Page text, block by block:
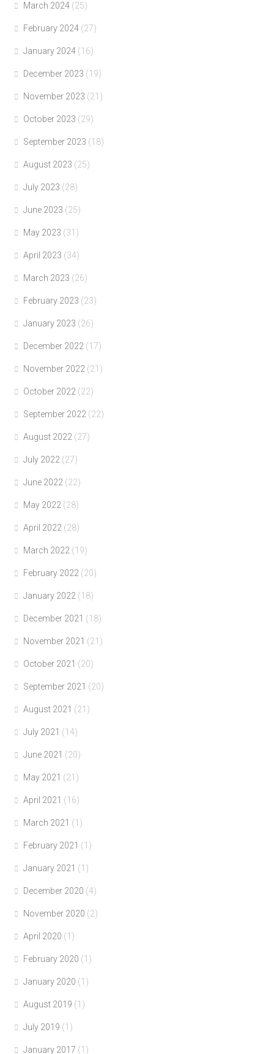
March 2024 (25)
February 2024 (27)
January 2024 (16)
December 2023 (19)
November 2023 (21)
October 2023 (29)
September 2023 (18)
August 2023 (25)
July 2023 (28)
June 2023 (25)
May 2023 (31)
April 2023 (34)
March 2023 (26)
February 2023 (23)
January 2023 (26)
December 2022 (17)
November 2022 (21)
October 2022 (22)
September 2022 (22)
August 2022 (27)
July 2022 (27)
June 2022 (22)
May 2022 (28)
April 2022 (28)
March 2022 (19)
February 2022 (20)
January 2022 (18)
December 2021 (18)
November 2021 (21)
October 2021 (20)
September 2021 (20)
August 2021 (21)
July 2021 (14)
June 2021 (20)
May 2021 (21)
April 2021 (16)
March 2021 (1)
February 2021 (1)
January 2021 (1)
December 2020 (4)
November 2020 (2)
April 2020 (1)
February 2020 (1)
January 2020 (1)
August 2019 (1)
July 2019 (1)
January 2017 (1)